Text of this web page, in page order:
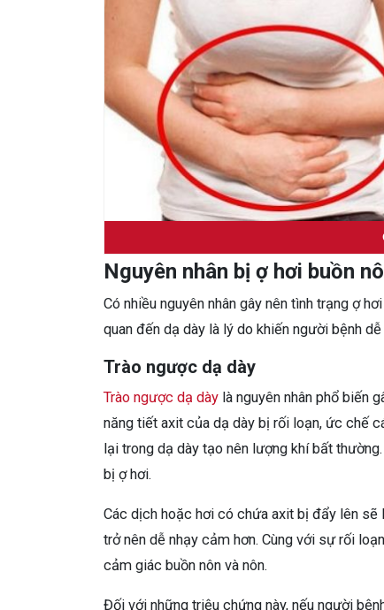
Nguyên nhân bị ợ hơi buồn
Có nhiều nguyên nhân gây nên tình trạng ợ
quan đến dạ dày là lý do khiến người bệnh
Trào ngược dạ dày
Trào ngược dạ dày là nguyên nhân phổ biến
năng tiết axit của dạ dày bị rối loạn, ức chế
lại trong dạ dày tạo nên lượng khí bất
bị ợ hơi.
Các dịch hoặc hơi có chứa axit bị đẩy lên
trở nên dễ nhạy cảm hơn. Cùng với sự rối
cảm giác buồn nôn và nôn.
Đối với những triệu chứng này, nếu người